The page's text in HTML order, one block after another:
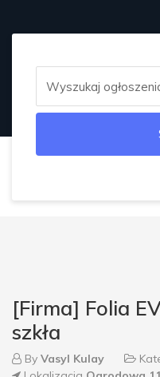
[Firma] Folia
szkła
By Vasyl Kulay